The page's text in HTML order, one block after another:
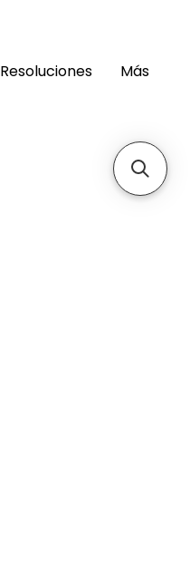
Resoluciones Más